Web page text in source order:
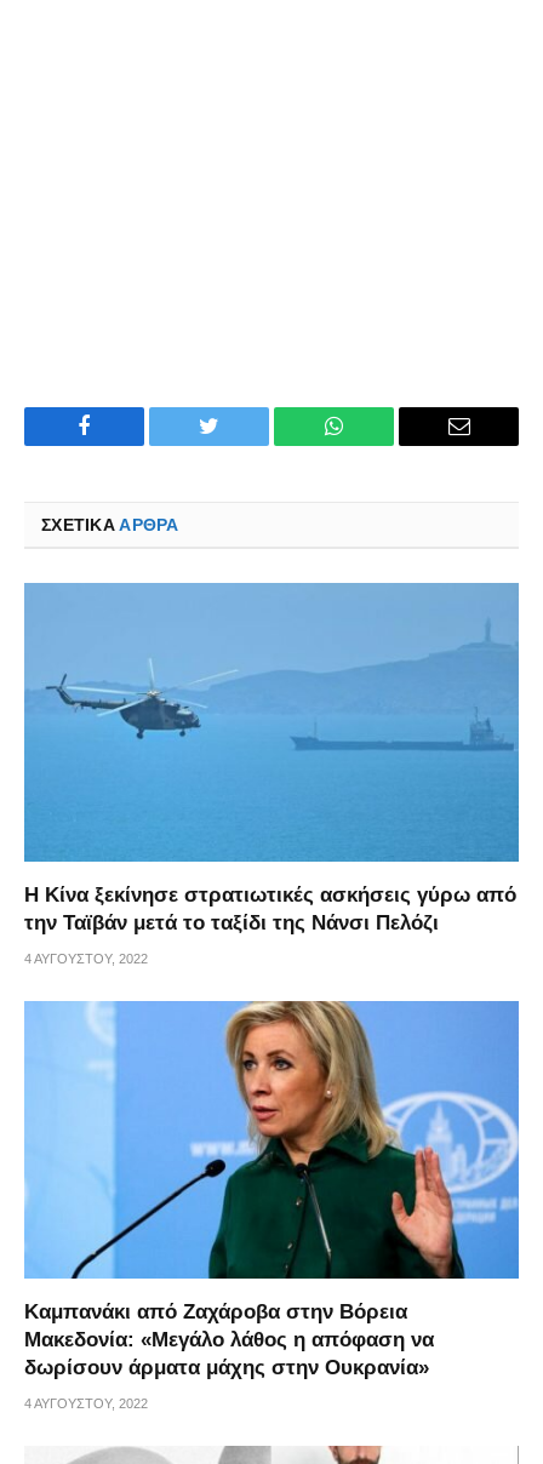
Facebook Twitter WhatsApp Email
ΣΧΕΤΙΚΑΆΡΘΡΑ
Η Κίνα ξεκίνησε στρατιωτικές ασκήσεις γύρω από
την Ταϊβάν μετά το ταξίδι της Νάνσι Πελόζι
4 ΑΥΓΟΎΣΤΟΥ, 2022
Καμπανάκι από Ζαχάροβα στην Βόρεια
Μακεδονία: «Mεγάλο λάθος η απόφαση να
δωρίσουν άρματα μάχης στην Ουκρανία»
4 ΑΥΓΟΎΣΤΟΥ, 2022